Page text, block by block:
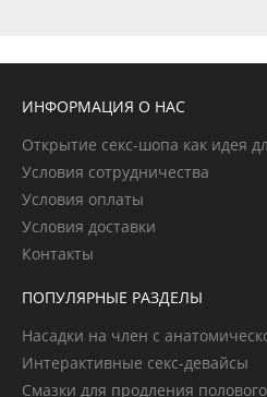
ИНФОРМАЦИЯ О НАС
Открытие секс-шопа как идея
Условия сотрудничества
Условия оплаты
Условия доставки
Контакты
ПОПУЛЯРНЫЕ РАЗДЕЛЫ
Насадки на член с
Интерактивные секс-девайсы
Смазки для продления